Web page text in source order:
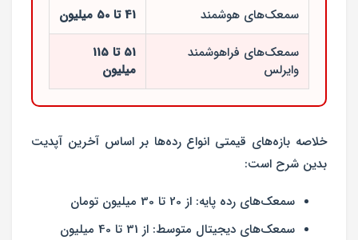
سمعک‌های هوشمند
41 تا 50 میلیون
سمعک‌های فراهوشمند
وایرلس
51 تا 115
میلیون
خلاصه بازه‌های قیمتی انواع رده‌ها بر اساس آخرین آپدیت
بدین شرح است:
سمعک‌های رده پایه: از 20 تا 30 میلیون تومان
سمعک‌های دیجیتال متوسط:
از 31 تا 40 میلیون